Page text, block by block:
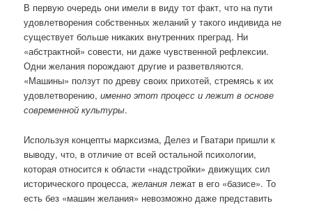
В первую очередь они имели в виду тот факт, что на пути
удовлетворения собственных желаний у такого индивида не
существует больше никаких внутренних преград. Ни
«абстрактной» совести, ни даже чувственной рефлексии.
Одни желания порождают другие и разветвляются.
«Машины» ползут по древу своих прихотей, стремясь к их
удовлетворению,именно этот процесс и лежит в основе
современной культуры.
Используя концепты марксизма, Делез и Гватари пришли к
выводу, что, в отличие от всей остальной психологии,
которая относится к области «надстройки» движущих сил
исторического процесса,желания лежат в его «базисе». То
есть без «машин желания» невозможно даже представить